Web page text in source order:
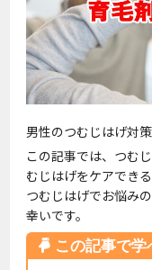
男性のつむじはげ対
この記事では、つむ
むじはげをケアでき
つむじはげでお悩み
幸いです。